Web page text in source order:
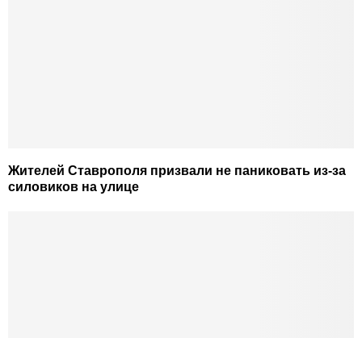
Жителей Ставрополя призвали не паниковать из-за
силовиков на улице